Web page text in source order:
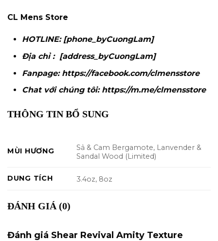
CL Mens Store
HOTLINE: [phone_byCuongLam]
Địa chỉ : [address_byCuongLam]
Fanpage: https://facebook.com/clmensstore
Chat với chúng tôi: https://m.me/clmensstore
THÔNG TIN BỔ SUNG
MÙI HƯƠNG
Sả & Cam Bergamote, Lanvender &
Sandal Wood (Limited)
DUNG TÍCH 3.4oz, 8oz
ĐÁNH GIÁ (0)
Đánh giá Shear Revival Amity Texture